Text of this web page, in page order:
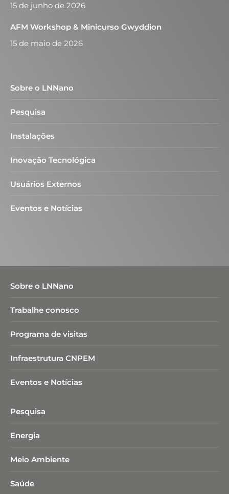
15 de junho de 2026
AFM Workshop & Minicurso Gwyddion
15 de maio de 2026
Sobre o LNNano
Pesquisa
Instalações
Inovação Tecnológica
Usuários Externos
Eventos e Notícias
Sobre o LNNano
Trabalhe conosco
Programa de visitas
Infraestrutura CNPEM
Eventos e Notícias
Pesquisa
Energia
Meio Ambiente
Saúde